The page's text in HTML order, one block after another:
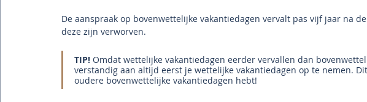
De aanspraak op bovenwettelijke vakantiedagen vervalt pas vijf jaar na
deze zijn verworven.
TIP! Omdat wettelijke vakantiedagen eerder vervallen dan
verstandig aan altijd eerst je wettelijke vakantiedagen op te nemen.
oudere bovenwettelijke vakantiedagen hebt!